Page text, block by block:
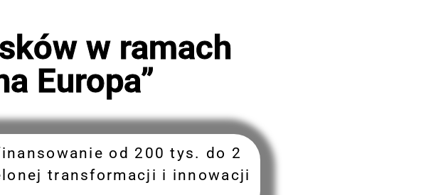
w ramach
Europa”
od 200 tys. do 2
transformacji i innowacji